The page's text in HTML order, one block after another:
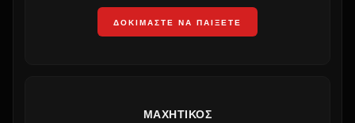
ΔΟΚΙΜΆΣΤΕ ΝΑ ΠΑΊΞΕΤΕ
ΜΑΧΗΤΙΚΌΣ